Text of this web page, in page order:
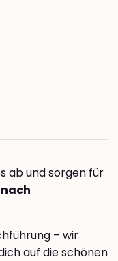
ab und sorgen für
– wir
auf die schönen